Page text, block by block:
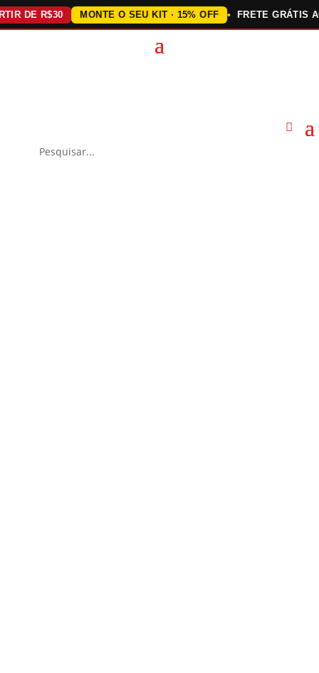
R$30 MONTE O SEU KIT · 15% OFF FRETE GRÁTIS